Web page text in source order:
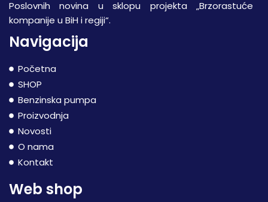
Poslovnih novina u sklopu projekta „Brzorastuće
kompanije u BiH i regiji“.
Navigacija
Početna
SHOP
Benzinska pumpa
Proizvodnja
Novosti
O nama
Kontakt
Web shop